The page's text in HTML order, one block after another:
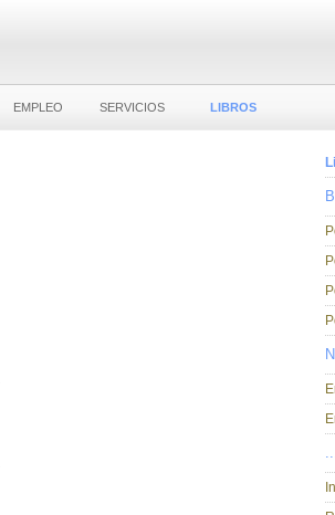
EMPLEO SERVICIOS LIBROS